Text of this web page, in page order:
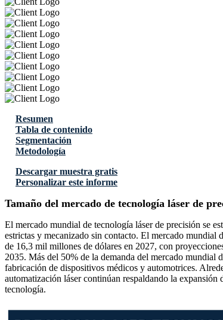
Resumen
Tabla de contenido
Segmentación
Metodología
Descargar muestra gratis
Personalizar este informe
Tamaño del mercado de tecnología láser de
El mercado mundial de tecnología láser de precisión se
estrictas y mecanizado sin contacto. El mercado
de 16,3 mil millones de dólares en 2027, con
2035. Más del 50% de la demanda del mercado mundial
fabricación de dispositivos médicos y automotrices.
automatización láser continúan respaldando la
tecnología.